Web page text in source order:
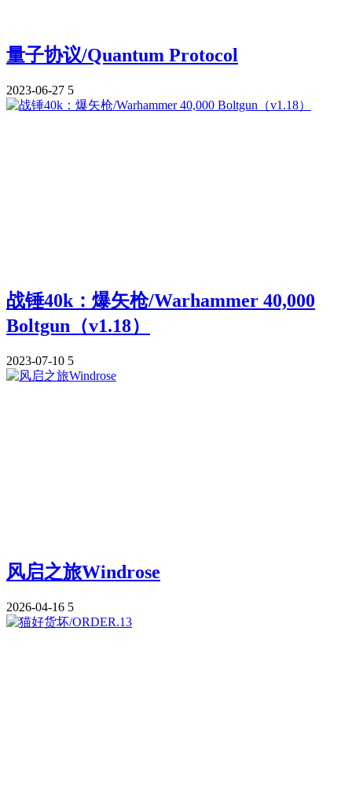
量子协议/Quantum Protocol
2023-06-27 5
战锤40k：爆矢枪/Warhammer 40,000
Boltgun（v1.18）
2023-07-10 5
风启之旅Windrose
2026-04-16 5